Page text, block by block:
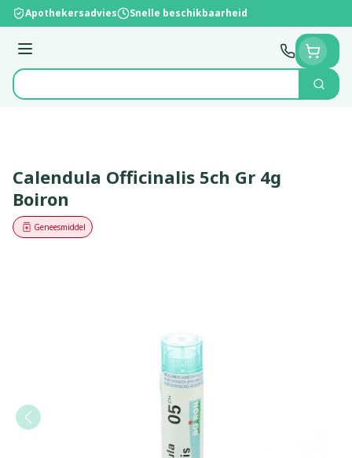
Ga naar de inhoud
Apothekersadvies Snelle beschikbaarheid
Menu
Product, merk, categorie...
Zoek
Calendula Officinalis 5ch Gr 4g
Boiron
Geneesmiddel